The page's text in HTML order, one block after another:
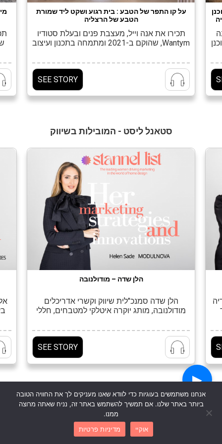
▶
על קו התפר של הטבע : בית רגוע ושקט ליד שמורת
הטבע של הרצליה
תכירו את אנה וייל, מעצבת פנים ובעלת סטודיו
Wantym, שהוקם ב-2021 ומתמחה בתכנון ועיצוב
של 'סטודיו מטקה’ אותו הקימה בשנת 2007 יחד
עם הילה גל. במשך שבע שנים הרצתה במגוון
קורסים במחלקה לעיצוב פנים, מבנה וסביבה
בשנקר, שם גם למדה. אנה רואה בכל פרויקט
נושא למחקר והזדמנות ללמידה:"כמעצבת […]
SEE STORY
סטאנל ליסט - המובילות בשיווק
הלן שדה – מודולנובה
הלן שדה סמנכ"לית שיווק וקשרי אדריכלים
מודולנובה, מותג יוקרה איטלקי למטבחים, חללי
שיווק מצליחה? היכולת לסחוף אחריה קהל
והדרך שלה לגעת ברגש הנכון של הלקוח העומד
לפניה. בסוף הכל תלוי ביחס אישי. תכנון
ועיצוב-לב גרגיר אדריכלים, צילום- עמית גירון
מהם שלושת הטיפים שלך לאסטרטגיית שיווק
SEE STORY
השולחנות המובילים בסצנת העיצוב
אנחנו משתמשים בעוגיות כדי לוודא שאנו מעניקים לך את החוויה הטובה
ביותר באתר שלנו. אם תמשיך להשתמש באתר זה, נניח שאתה מרוצה
ממנו.
אוקיי
מדיניות פרטיות